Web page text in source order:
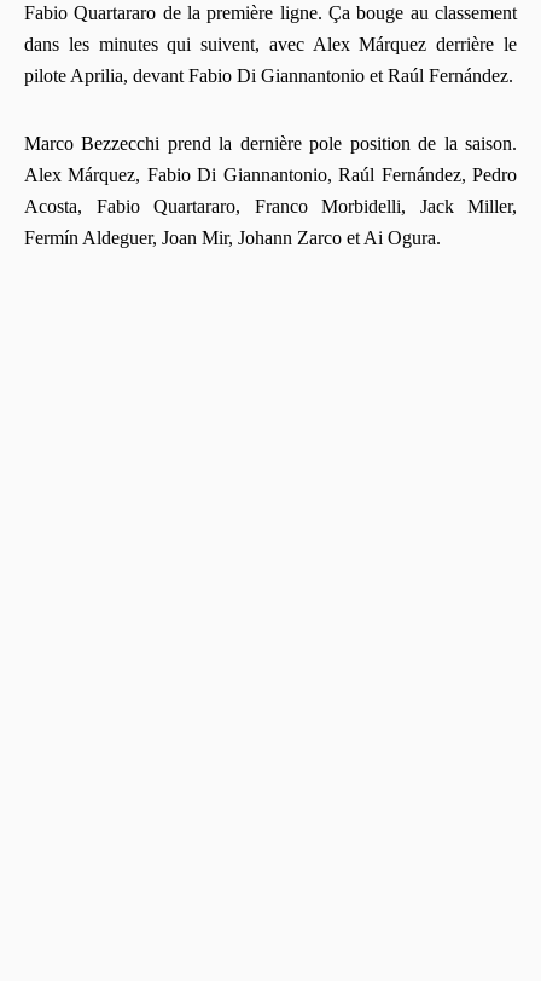
Fabio Quartararo de la première ligne. Ça bouge au classement
dans les minutes qui suivent, avec Alex Márquez derrière le
pilote Aprilia, devant Fabio Di Giannantonio et Raúl Fernández.
Marco Bezzecchi prend la dernière pole position de la saison.
Alex Márquez, Fabio Di Giannantonio, Raúl Fernández, Pedro
Acosta, Fabio Quartararo, Franco Morbidelli, Jack Miller,
Fermín Aldeguer, Joan Mir, Johann Zarco et Ai Ogura.